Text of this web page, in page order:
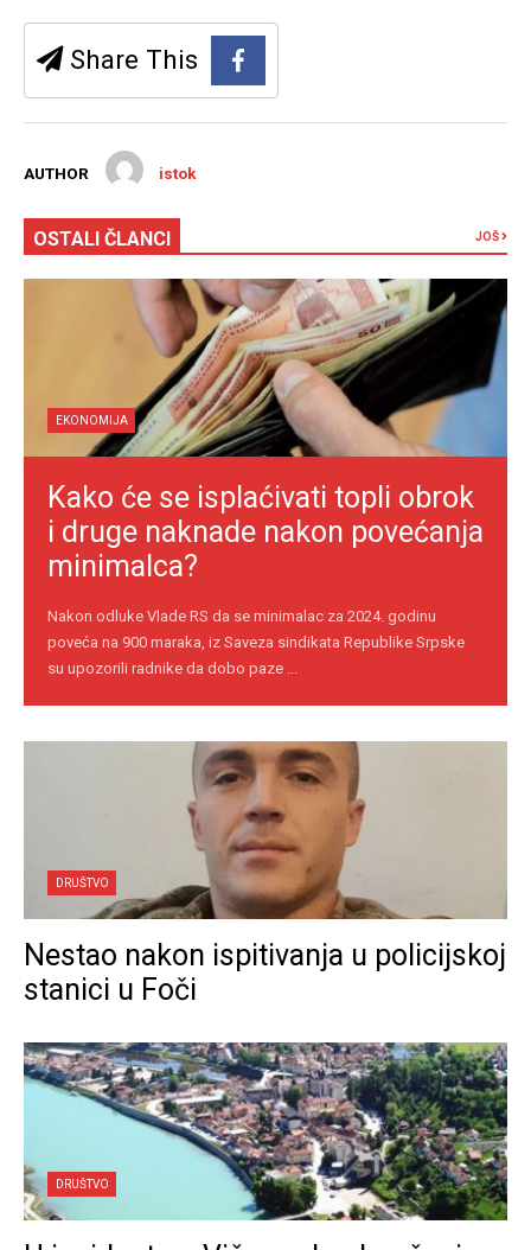
Share This
AUTHOR istok
OSTALI ČLANCI JOŠ
EKONOMIJA
Kako će se isplaćivati topli obrok
i druge naknade nakon povećanja
minimalca?
Nakon odluke Vlade RS da se minimalac za 2024. godinu
poveća na 900 maraka, iz Saveza sindikata Republike Srpske
su upozorili radnike da dobo paze ...
DRUŠTVO
Nestao nakon ispitivanja u policijskoj
stanici u Foči
DRUŠTVO